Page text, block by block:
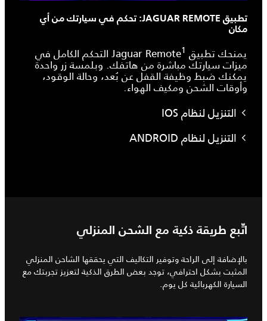
تطبيق JAGUAR REMOTE: تحكم في سيارتك من أي
مكان
يمنحك تطبيق Jaguar Remote 1 التحكم الكامل في
ميزات سيارتك مباشرة من هاتفك. وبلمسة زر واحدة
يمكنك ضبط وظيفة القفل عن بُعد، وحالة الوقود،
وأوقات الشحن ومكيف الهواء.
التنزيل لنظام IOS
التنزيل لنظام ANDROID
اتّبع طريقة ذكية مع الشحن المنزلي
بالإضافة إلى الراحة وتوفير التكاليف التي يحققها الشاحن المنزلي
المثبت بشكل احترافي، توجد بعض الطرق الذكية لتعزيز تجربتك مع
السيارة الكهربائية كل يوم.